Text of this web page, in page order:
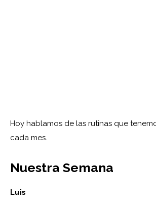
Hoy hablamos de las rutinas que
cada mes.
Nuestra Semana
Luis